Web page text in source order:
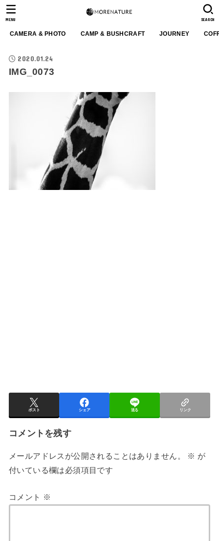
CAMERA & PHOTO CAMP & BUSHCRAFT JOURNEY
SEARCH
MENU
2020.01.24
IMG_0073
ポスト シェア 送る リンク
コメントを残す
メールアドレスが公開されることはありません。 ※ が
付いている欄は必須項目です
コメント ※